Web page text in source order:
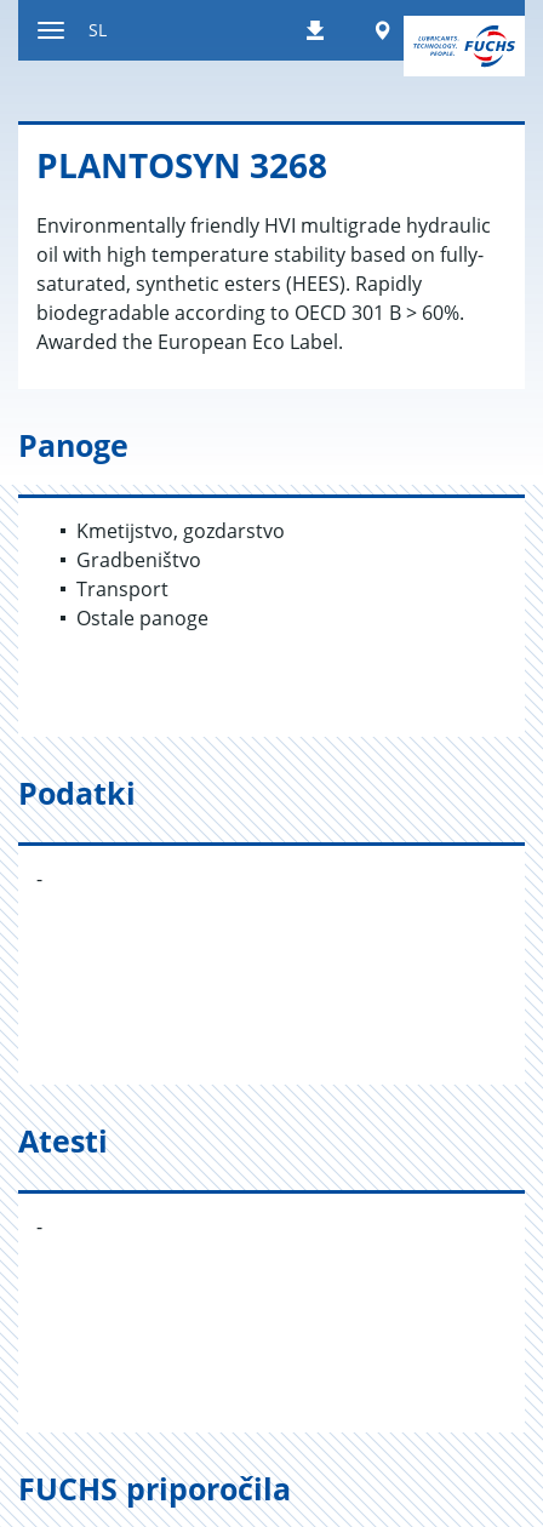
Prenosi Worldwide
SL
PLAN­TO­SYN 3268
Environmentally friendly HVI multigrade hydraulic
oil with high temperature stability based on fully-
saturated, synthetic esters (HEES). Rapidly
biodegradable according to OECD 301 B > 60%.
Awarded the European Eco Label.
Panoge
Kmetijstvo, gozdarstvo
Gradbeništvo
Transport
Ostale panoge
Podatki
-
Atesti
-
FUCHS priporočila